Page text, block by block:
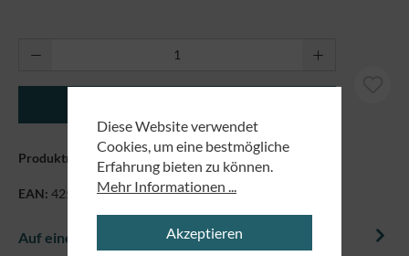
Produkt Anzahl: Gib den gewünschten
Produktnummer: 1261
EAN: 4250479844827
Auf einem Blick
Diese Website verwendet
Cookies, um eine bestmögliche
Erfahrung bieten zu können.
Mehr Informationen ...
Akzeptieren